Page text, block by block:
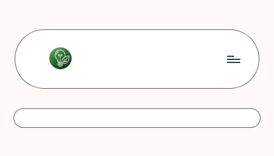
content
L
e
s
astuces